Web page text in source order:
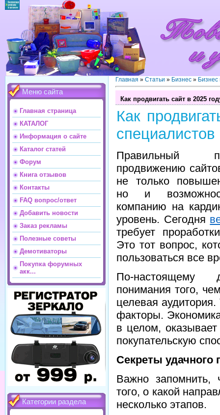
Меню сайта
Главная страница
КАТАЛОГ
Информация о сайте
Каталог статей
Форум
Книга отзывов
Контакты
FAQ вопрос/ответ
Добавить новости
Заказ рекламы
Полезные советы
Демотиваторы
Покупка форумных
акк...
Категории раздела
Главная » Статьи » Бизнес »
Как продвигать сайт в 2025
Как
специалистов
Правильный
продвижению
не только
но и
компанию на
уровень. Сегодня
требует
Это тот вопрос,
пользоваться все
По-настоящему
понимания того,
целевая
факторы.
в целом,
покупательскую
Секреты удачного
Важно запомнить,
того, о какой
несколько этапов.